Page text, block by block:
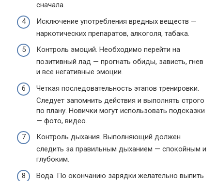
сначала.
Исключение употребления вредных веществ —
наркотических препаратов, алкоголя, табака.
Контроль эмоций. Необходимо перейти на
позитивный лад — прогнать обиды, зависть, гнев
и все негативные эмоции.
Четкая последовательность этапов тренировки.
Следует запомнить действия и выполнять строго
по плану. Новички могут использовать подсказки
— фото, видео.
Контроль дыхания. Выполняющий должен
следить за правильным дыханием — спокойным и
глубоким.
Вода. По окончанию зарядки желательно выпить